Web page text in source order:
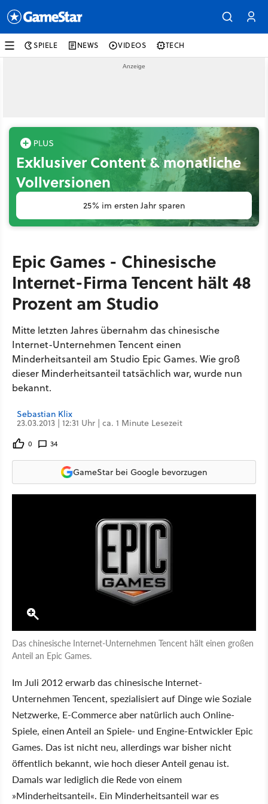
SPIELE NEWS VIDEOS TECH
Exklusiver Content & monatliche
Vollversionen
25% im ersten Jahr sparen
Epic Games - Chinesische
Internet-Firma Tencent hält 48
Prozent am Studio
Mitte letzten Jahres übernahm das chinesische
Internet-Unternehmen Tencent einen
Minderheitsanteil am Studio Epic Games. Wie groß
dieser Minderheitsanteil tatsächlich war, wurde nun
bekannt.
Sebastian Klix
23.03.2013 | 12:31 Uhr | ca. 1 Minute Lesezeit
0 34
GameStar bei Google bevorzugen
Das chinesische Internet-Unternehmen Tencent hält einen großen
Anteil an Epic Games.
Im Juli 2012 erwarb das chinesische Internet-
Unternehmen Tencent, spezialisiert auf Dinge wie Soziale
Netzwerke, E-Commerce aber natürlich auch Online-
Spiele, einen Anteil an Spiele- und Engine-Entwickler Epic
Games. Das ist nicht neu, allerdings war bisher nicht
öffentlich bekannt, wie hoch dieser Anteil genau ist.
Damals war lediglich die Rede von einem
»Minderheitsanteil«. Ein Minderheitsanteil war es